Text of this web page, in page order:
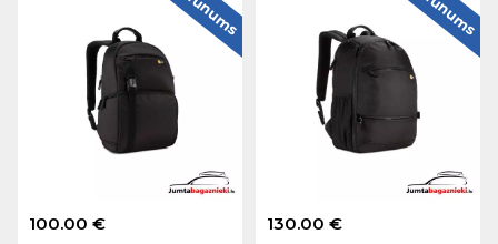
100.00 € 130.00 €